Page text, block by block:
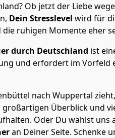
Ob jetzt der Liebe
Dein Stresslevel wird für
die ruhigen Momente eher
durch Deutschland ist
und erfordert im Vorfeld
nach Wuppertal
großartigen Überblick und
Oder Du wählst uns
an Deiner Seite. Schenke